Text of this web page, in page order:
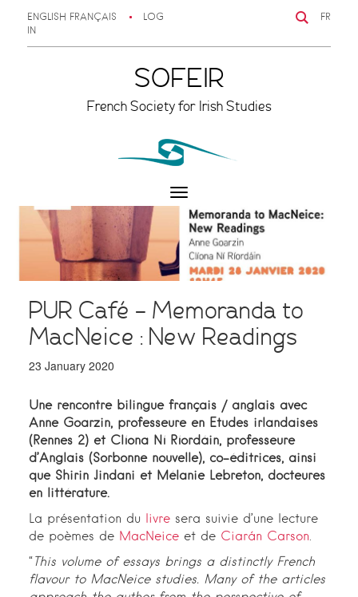
ENGLISH FRANÇAIS
LOG
IN
FR
SOFEIR
French Society for Irish Studies
Toggle
navigation
PUR Café – Memoranda to
MacNeice : New Readings
23 January 2020
Une rencontre bilingue français / anglais avec
Anne Goarzin, professeure en Etudes irlandaises
(Rennes 2) et Clíona Ní Ríordáin, professeure
d’Anglais (Sorbonne nouvelle), co-éditrices, ainsi
que Shirin Jindani et Mélanie Lebreton, docteures
en littérature.
La présentation du
livresera suivie d’une lecture
de poèmes de MacNeiceet de Ciarán Carson.
“ This volume of essays brings a distinctly French
flavour to MacNeice studies. Many of the articles